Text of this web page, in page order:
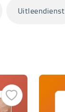
Uitleendienst